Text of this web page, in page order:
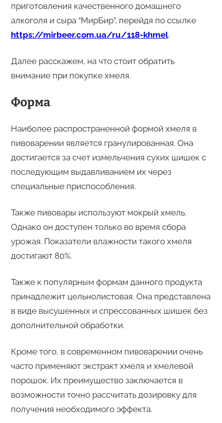
приготовления качественного домашнего
алкоголя и сыра “МирБир”, перейдя по ссылке
https://mirbeer.com.ua/ru/118-khmel.
Далее расскажем, на что стоит обратить
внимание при покупке хмеля.
Форма
Наиболее распространенной формой хмеля в
пивоварении является гранулированная. Она
достигается за счет измельчения сухих шишек с
последующим выдавливанием их через
специальные приспособления.
Также пивовары используют мокрый хмель.
Однако он доступен только во время сбора
урожая. Показатели влажности такого хмеля
достигают 80%.
Также к популярным формам данного продукта
принадлежит цельнолистовая. Она представлена
в виде высушенных и спрессованных шишек без
дополнительной обработки.
Кроме того, в современном пивоварении очень
часто применяют экстракт хмеля и хмелевой
порошок. Их преимущество заключается в
возможности точно рассчитать дозировку для
получения необходимого эффекта.